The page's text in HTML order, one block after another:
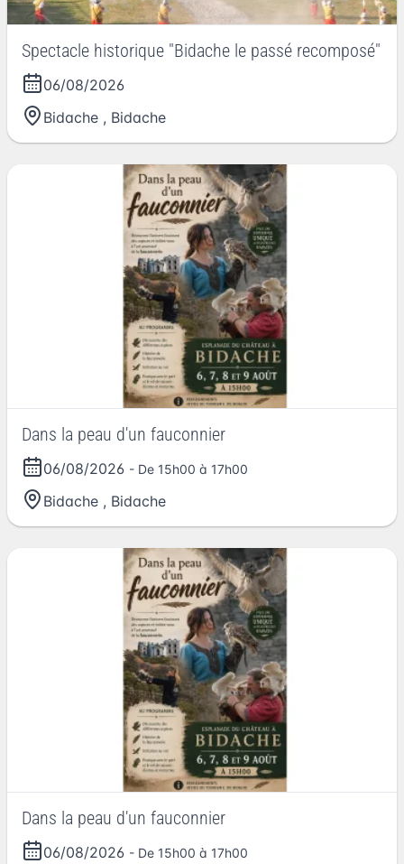
Spectacle historique "Bidache le passé recomposé"
06/08/2026
Bidache , Bidache
Dans la peau d'un fauconnier
06/08/2026 - De 15h00 à 17h00
Bidache , Bidache
Dans la peau d'un fauconnier
06/08/2026 - De 15h00 à 17h00